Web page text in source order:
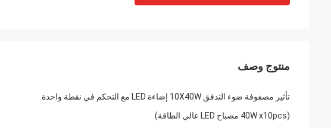
منتوج وصف
تأثير مصفوفة ضوء التدفق 10X40W إضاءة LED مع التحكم في نقطة واحدة
(40W x10pcs مصباح LED عالي الطاقة)